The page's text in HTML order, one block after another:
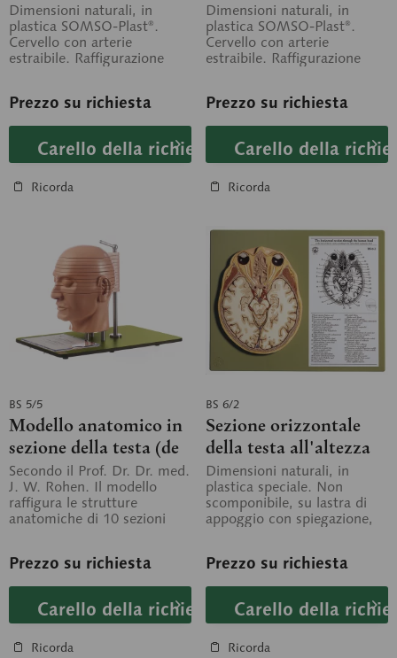
Dimensioni naturali, in
plastica SOMSO-Plast®.
Cervello con arterie
estraibile. Raffigurazione
Prezzo su richiesta
Carello della richiesta
Ricorda
Dimensioni naturali, in
plastica SOMSO-Plast®.
Cervello con arterie
estraibile. Raffigurazione
Prezzo su richiesta
Carello della
Ricorda
BS 5/5
Modello anatomico in
sezione della testa (de
TAC e RM)
Secondo il Prof. Dr. Dr. med.
J. W. Rohen. Il modello
raffigura le strutture
anatomiche di 10 sezioni
Prezzo su richiesta
Carello della richiesta
Ricorda
BS 6/2
Sezione orizzontale
della testa all'altezza
della cavita orbitaled
Dimensioni naturali, in
plastica speciale. Non
scomponibile, su lastra di
appoggio con spiegazione,
Prezzo su richiesta
Carello della
Ricorda